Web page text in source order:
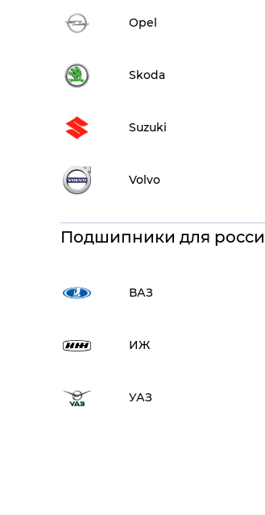
Opel
Skoda
Suzuki
Volvo
Подшипники для
ВАЗ
ИЖ
УАЗ